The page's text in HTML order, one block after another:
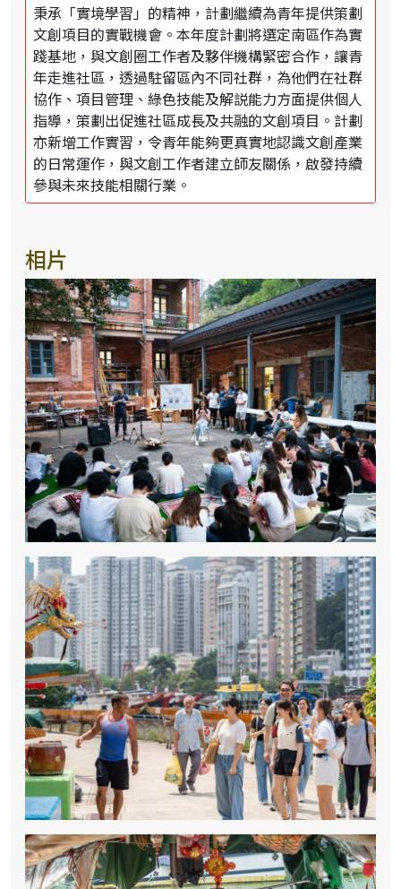
秉承「實境學習」的精神，計劃繼續為青年提供策劃
文創項目的實戰機會。本年度計劃將選定南區作為實
踐基地，與文創圈工作者及夥伴機構緊密合作，讓青
年走進社區，透過駐留區內不同社群，為他們在社群
協作、項目管理、綠色技能及解説能力方面提供個人
指導，策劃出促進社區成長及共融的文創項目。計劃
亦新增工作實習，令青年能夠更真實地認識文創產業
的日常運作，與文創工作者建立師友關係，啟發持續
參與未來技能相關行業。
相片